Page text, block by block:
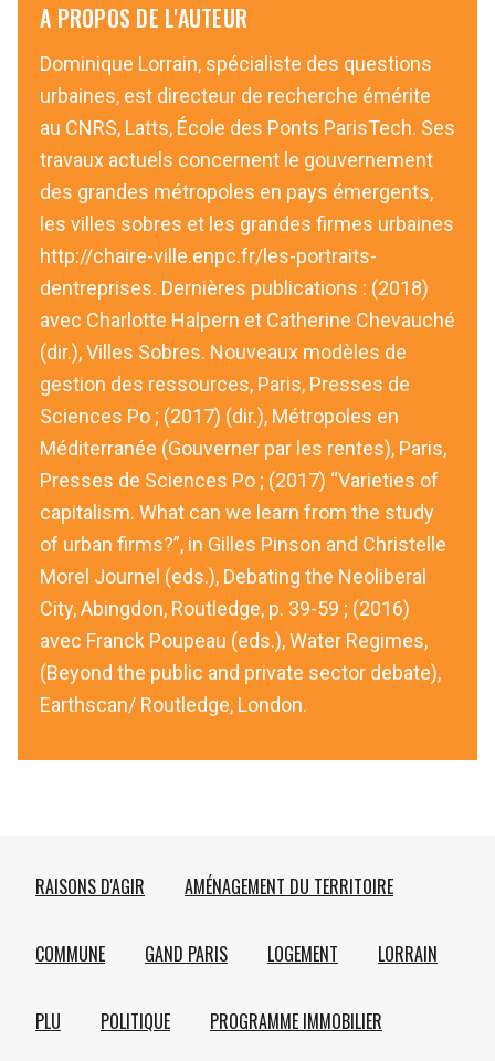
A PROPOS DE L'AUTEUR
Dominique Lorrain, spécialiste des questions
urbaines, est directeur de recherche émérite
au CNRS, Latts, École des Ponts ParisTech. Ses
travaux actuels concernent le gouvernement
des grandes métropoles en pays émergents,
les villes sobres et les grandes firmes urbaines
http://chaire-ville.enpc.fr/les-portraits-
dentreprises. Dernières publications : (2018)
avec Charlotte Halpern et Catherine Chevauché
(dir.), Villes Sobres. Nouveaux modèles de
gestion des ressources, Paris, Presses de
Sciences Po ; (2017) (dir.), Métropoles en
Méditerranée (Gouverner par les rentes), Paris,
Presses de Sciences Po ; (2017) “Varieties of
capitalism. What can we learn from the study
of urban firms?”, in Gilles Pinson and Christelle
Morel Journel (eds.), Debating the Neoliberal
City, Abingdon, Routledge, p. 39-59 ; (2016)
avec Franck Poupeau (eds.), Water Regimes,
(Beyond the public and private sector debate),
Earthscan/ Routledge, London.
RAISONS D'AGIR AMÉNAGEMENT DU TERRITOIRE
COMMUNE GAND PARIS LOGEMENT LORRAIN
PLU POLITIQUE PROGRAMME IMMOBILIER